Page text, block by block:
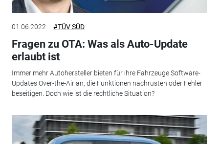
01.06.2022 #TÜV SÜD
Fragen zu OTA: Was als Auto-Update
erlaubt ist
Immer mehr Autohersteller bieten für ihre Fahrzeuge Software-
Updates Over-the-Air an, die Funktionen nachrüsten oder Fehler
beseitigen. Doch wie ist die rechtliche Situation?